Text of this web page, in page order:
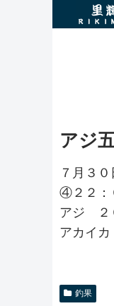
アジ
７月３０
④２２：
アジ ２
アカイ
釣果